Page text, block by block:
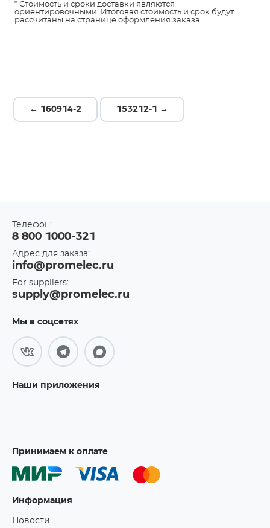
* Стоимость и сроки доставки являются
ориентировочными. Итоговая стоимость и срок будут
рассчитаны на странице оформления заказа.
← 160914-2 153212-1 →
Телефон:
8 800 1000-321
Адрес для заказа:
info@promelec.ru
For suppliers:
supply@promelec.ru
Мы в соцсетях
Наши приложения
Принимаем к оплате
Информация
Новости